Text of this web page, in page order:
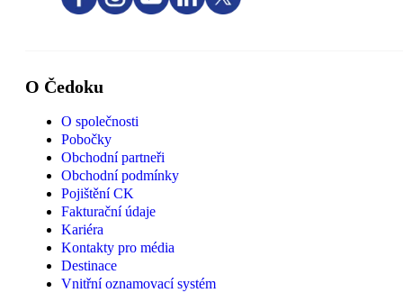
O Čedoku
O společnosti
Pobočky
Obchodní partneři
Obchodní podmínky
Pojištění CK
Fakturační údaje
Kariéra
Kontakty pro média
Destinace
Vnitřní oznamovací systém